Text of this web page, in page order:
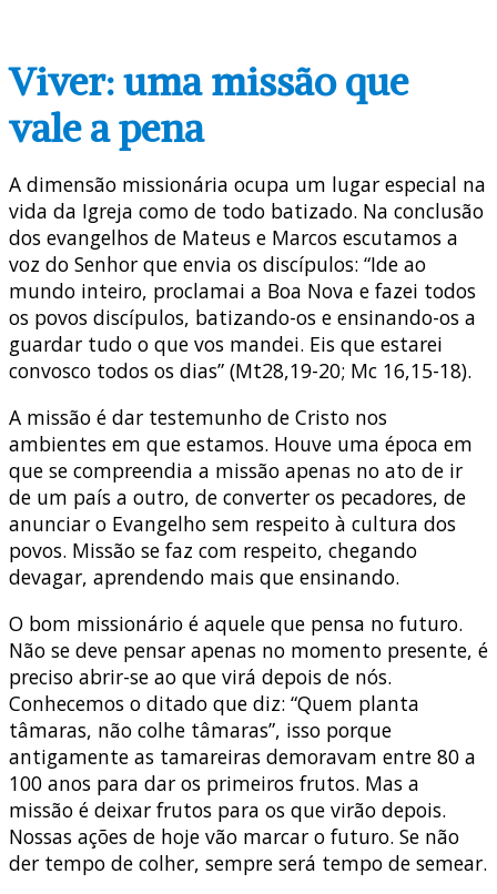
Viver: uma missão que
vale a pena
A dimensão missionária ocupa um lugar especial na
vida da Igreja como de todo batizado. Na conclusão
dos evangelhos de Mateus e Marcos escutamos a
voz do Senhor que envia os discípulos: “Ide ao
mundo inteiro, proclamai a Boa Nova e fazei todos
os povos discípulos, batizando-os e ensinando-os a
guardar tudo o que vos mandei. Eis que estarei
convosco todos os dias” (Mt28,19-20; Mc 16,15-18).
A missão é dar testemunho de Cristo nos
ambientes em que estamos. Houve uma época em
que se compreendia a missão apenas no ato de ir
de um país a outro, de converter os pecadores, de
anunciar o Evangelho sem respeito à cultura dos
povos. Missão se faz com respeito, chegando
devagar, aprendendo mais que ensinando.
O bom missionário é aquele que pensa no futuro.
Não se deve pensar apenas no momento presente, é
preciso abrir-se ao que virá depois de nós.
Conhecemos o ditado que diz: “Quem planta
tâmaras, não colhe tâmaras”, isso porque
antigamente as tamareiras demoravam entre 80 a
100 anos para dar os primeiros frutos. Mas a
missão é deixar frutos para os que virão depois.
Nossas ações de hoje vão marcar o futuro. Se não
der tempo de colher, sempre será tempo de semear.